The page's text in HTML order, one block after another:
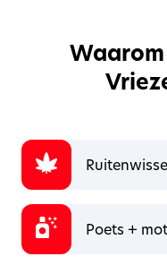
Poets +